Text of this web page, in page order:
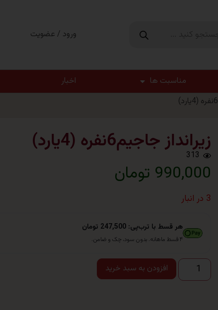
ورود / عضویت
مناسبت ها اخبار
زیرانداز جاجیم6نفره (4یارد)
313
990,000 تومان
3 در انبار
هر قسط با ترب‌پی: 247,500 تومان
۴ قسط ماهانه. بدون سود، چک و ضامن.
افزودن به سبد خرید